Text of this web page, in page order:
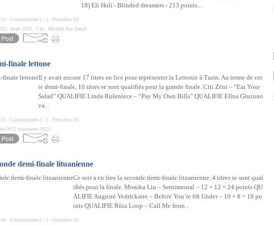
18) Eli Huli - Blinded dreamers - 213 points...
- Commentaires [ ] - Permalien [#]
Israël 2022 I.M Michael Ben David
finale lettone
Il y avait encore 17 titres en lice pour représenter la Lettonie à Turin. Au terme de cet
te demi-finale, 10 titres se sont qualifiés pour la grande finale. Citi Zēni – “Eat Your
Salad” QUALIFIE Linda Rušeniece – “Pay My Own Bills” QUALIFIE Elīna Gluzuno
va...
- Commentaires [ ] - Permalien [#]
2022 Supernova 2022
demi-finale lituanienne
Ce soir a eu lieu la seconde demi-finale lituanienne. 4 titres se sont qual
ifiés pour la finale. Monika Liu – Sentimental – 12 + 12 = 24 points QU
ALIFIE Augustė Vedrickaitė – Before You’re 6ft Under – 10 + 8 = 18 po
ints QUALIFIE Rūta Loop – Call Me from...
- Commentaires [ ] - Permalien [#]